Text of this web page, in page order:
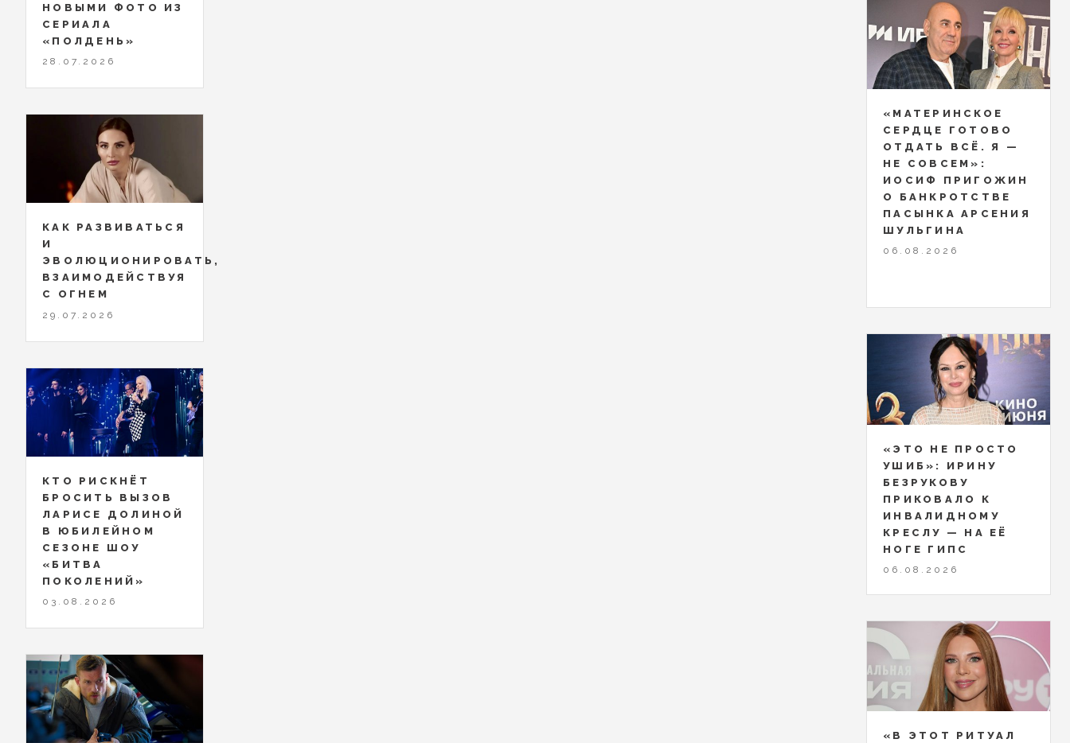
НОВЫМИ ФОТО ИЗ
СЕРИАЛА
«ПОЛДЕНЬ»
28.07.2026
КАК РАЗВИВАТЬСЯ
И
ЭВОЛЮЦИОНИРОВАТЬ,
ВЗАИМОДЕЙСТВУЯ
С ОГНЕМ
29.07.2026
КТО РИСКНЁТ
БРОСИТЬ ВЫЗОВ
ЛАРИСЕ ДОЛИНОЙ
В ЮБИЛЕЙНОМ
СЕЗОНЕ ШОУ
«БИТВА
ПОКОЛЕНИЙ»
03.08.2026
«МАТЕРИНСКОЕ
СЕРДЦЕ ГОТОВО
ОТДАТЬ ВСЁ. Я —
НЕ СОВСЕМ»:
ИОСИФ ПРИГОЖИН
О БАНКРОТСТВЕ
ПАСЫНКА АРСЕНИЯ
ШУЛЬГИНА
06.08.2026
«ЭТО НЕ ПРОСТО
УШИБ»: ИРИНУ
БЕЗРУКОВУ
ПРИКОВАЛО К
ИНВАЛИДНОМУ
КРЕСЛУ — НА ЕЁ
НОГЕ ГИПС
06.08.2026
«В ЭТОТ РИТУАЛ